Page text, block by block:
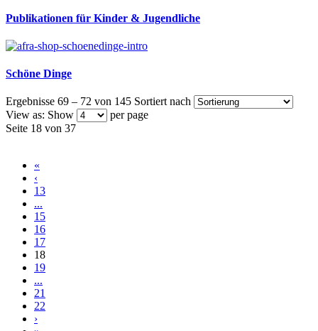
Publikationen für Kinder & Jugendliche
Schöne Dinge
Ergebnisse 69 – 72 von 145 Sortiert nach
View as: Show
per page
Seite 18 von 37
«
‹
13
...
15
16
17
18
19
...
21
22
›